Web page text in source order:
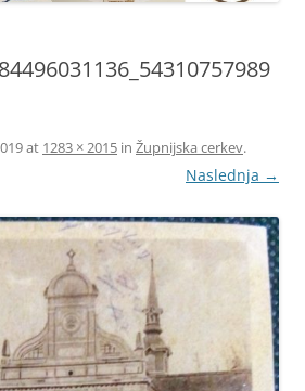
at 1283 × 2015 in Župnijska cerkev.
Naslednja →